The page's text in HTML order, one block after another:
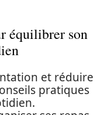
équilibrer son
et réduire
pratiques